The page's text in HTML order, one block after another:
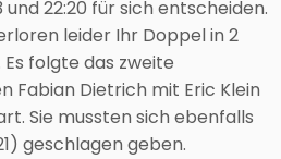
und 22:20 für sich entscheiden.
leider Ihr Doppel in 2
Es folgte das zweite
Fabian Dietrich mit Eric Klein
Sie mussten sich ebenfalls
geschlagen geben.